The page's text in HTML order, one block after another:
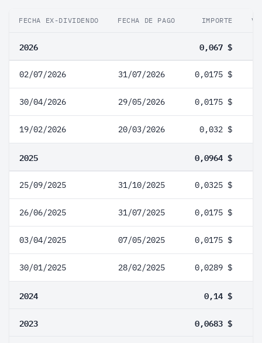
FECHA EX-DIVIDENDO FECHA DE PAGO IMPORTE
2026 0,067 $
02/07/2026 31/07/2026 0,0175 $
30/04/2026 29/05/2026 0,0175 $
19/02/2026 20/03/2026 0,032 $
2025 0,0964 $
25/09/2025 31/10/2025 0,0325 $
26/06/2025 31/07/2025 0,0175 $
03/04/2025 07/05/2025 0,0175 $
30/01/2025 28/02/2025 0,0289 $
2024 0,14 $
2023 0,0683 $